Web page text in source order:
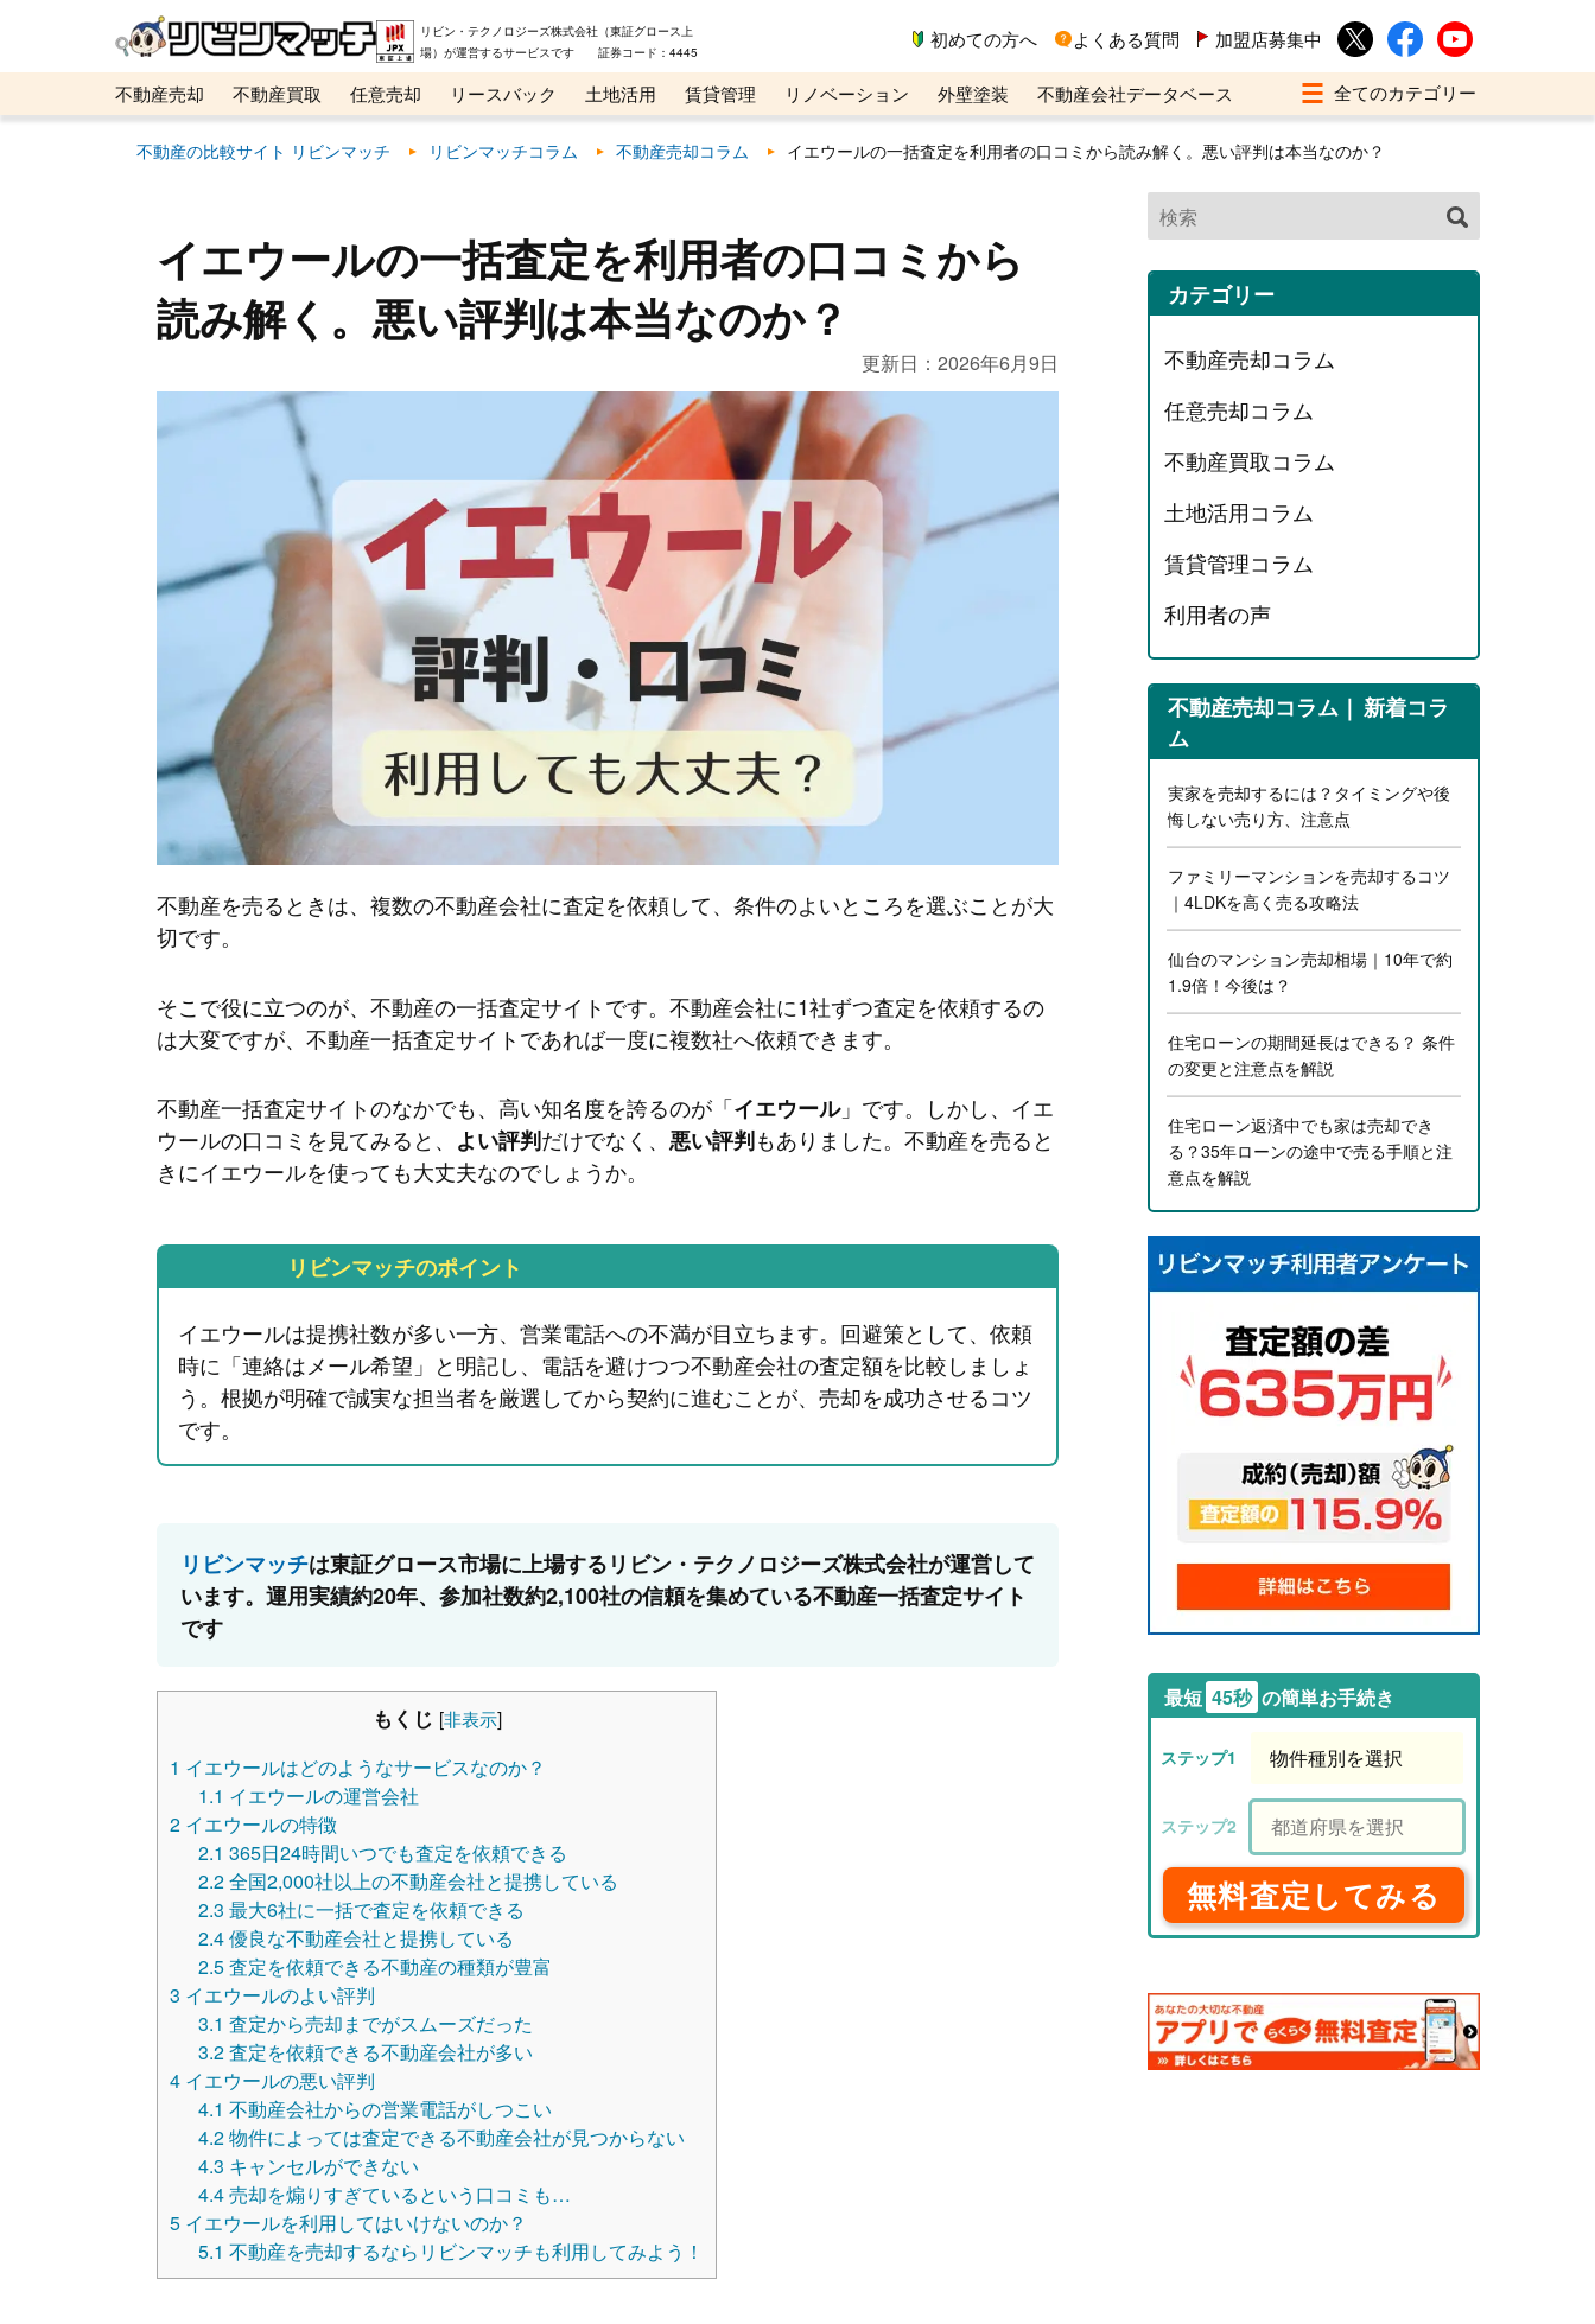
リビン・テクノロジーズ株式会社（東証グロース上
場）が運営するサービスです 証券コード：4445
初めての方へ よくある質問 加盟店募集中
不動産売却 不動産買取 任意売却 リースバック 土地活用 賃貸管理 リノベーション 外壁塗装
不動産会社データベース
メタ住宅展示場
ベスト不動産カンパニー オンライン講座 リビンマガジンBiz
不動産の比較サイト リビンマッチ リビンマッチコラム 不動産売却コラム イエウールの一括査定を利用者の口コミから読み解く。悪い評判は本当なのか？
イエウールの一括査定を利用者の口コミから
読み解く。悪い評判は本当なのか？
更新日： 2026年6月9日
不動産を売るときは、複数の不動産会社に査定を依頼して、条件のよいところを選ぶことが大
切です。
そこで役に立つのが、不動産の一括査定サイトです。不動産会社に1社ずつ査定を依頼するの
は大変ですが、不動産一括査定サイトであれば一度に複数社へ依頼できます。
不動産一括査定サイトのなかでも、高い知名度を誇るのが「イエウール」です。しかし、イエ
ウールの口コミを見てみると、 よい評判だけでなく、 悪い評判もありました。不動産を売ると
きにイエウールを使っても大丈夫なのでしょうか。
リビンマッチのポイント
イエウールは提携社数が多い一方、営業電話への不満が目立ちます。回避策として、依頼
時に「連絡はメール希望」と明記し、電話を避けつつ不動産会社の査定額を比較しましょ
う。根拠が明確で誠実な担当者を厳選してから契約に進むことが、売却を成功させるコツ
です。
リビンマッチは東証グロース市場に上場するリビン・テクノロジーズ株式会社が運営して
います。運用実績約20年、参加社数約2,100社の信頼を集めている不動産一括査定サイト
です
もくじ [非表示]
1 イエウールはどのようなサービスなのか？
1.1 イエウールの運営会社
2 イエウールの特徴
2.1 365日24時間いつでも査定を依頼できる
2.2全国2,000社以上の不動産会社と提携している
2.3 最大6社に一括で査定を依頼できる
2.4優良な不動産会社と提携している
2.5査定を依頼できる不動産の種類が豊富
3 イエウールのよい評判
3.1 査定から売却までがスムーズだった
3.2査定を依頼できる不動産会社が多い
4 イエウールの悪い評判
4.1 不動産会社からの営業電話がしつこい
4.2物件によっては査定できる不動産会社が見つからない
4.3 キャンセルができない
4.4売却を煽りすぎているという口コミも…
5 イエウールを利用してはいけないのか？
5.1 不動産を売却するならリビンマッチも利用してみよう！
カテゴリー
不動産売却コラム
任意売却コラム
不動産買取コラム
土地活用コラム
賃貸管理コラム
利用者の声
不動産売却コラム
新着コラ
ム
実家を売却するには？タイミングや後
悔しない売り方、注意点
ファミリーマンションを売却するコツ
｜4LDKを高く売る攻略法
仙台のマンション売却相場｜10年で約
1.9倍！今後は？
住宅ローンの期間延長はできる？ 条件
の変更と注意点を解説
住宅ローン返済中でも家は売却でき
る？35年ローンの途中で売る手順と注
意点を解説
最短 45秒 の簡単お手続き
無料査定してみる